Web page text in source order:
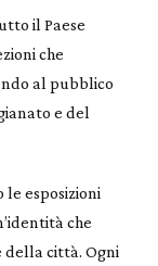
il Paese
che
al pubblico
e del
esposizioni
che
città. Ogni